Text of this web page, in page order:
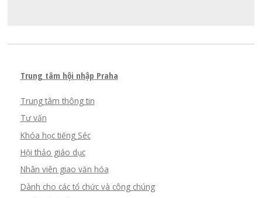
Trung tâm hội nhập Praha
Trung tâm thông tin
Tư vấn
Khóa học tiếng Séc
Hội thảo giáo dục
Nhân viên giao văn hóa
Dành cho các tổ chức và công chúng